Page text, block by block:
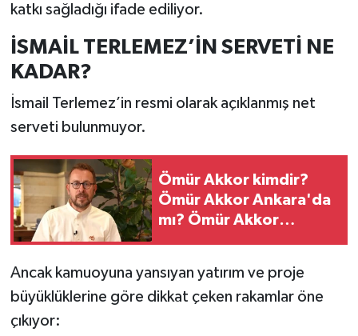
katkı sağladığı ifade ediliyor.
İSMAİL TERLEMEZ’İN SERVETİ NE
KADAR?
İsmail Terlemez’in resmi olarak açıklanmış net
serveti bulunmuyor.
Ömür Akkor kimdir?
Ömür Akkor Ankara'da
mı? Ömür Akkor
Ancak kamuoyuna yansıyan yatırım ve proje
büyüklüklerine göre dikkat çeken rakamlar öne
çıkıyor: